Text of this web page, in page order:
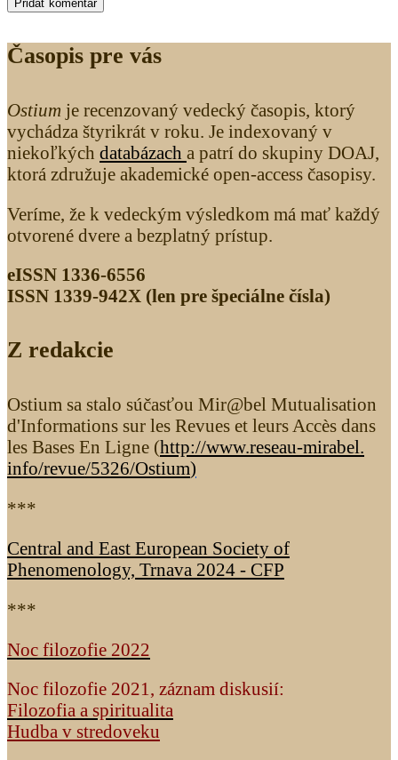
Časopis pre vás
Ostium je recenzovaný vedecký časopis, ktorý
vychádza štyrikrát v roku. Je indexovaný v
niekoľkých databázach a patrí do skupiny DOAJ,
ktorá združuje akademické open-access časopisy.
Veríme, že k vedeckým výsledkom má mať každý
otvorené dvere a bezplatný prístup.
eISSN 1336-6556
ISSN 1339­-942X (len pre špeciálne čísla)
Z redakcie
Ostium sa stalo súčasťou Mir@bel Mutualisation
d'Informations sur les Revues et leurs Accès dans
les Bases En Ligne (http://www.reseau-mirabel.
info/revue/5326/Ostium)
***
Central and East European Society of
Phenomenology, Trnava 2024 - CFP
***
Noc filozofie 2022
Noc filozofie 2021, záznam diskusií:
Filozofia a spiritualita
Hudba v stredoveku